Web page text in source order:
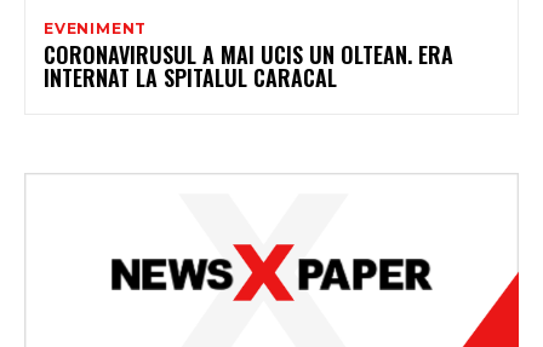
EVENIMENT
CORONAVIRUSUL A MAI UCIS UN OLTEAN. ERA
INTERNAT LA SPITALUL CARACAL